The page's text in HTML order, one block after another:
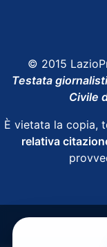
© 2015
Testata
Civile
È vietata la copia,
relativa